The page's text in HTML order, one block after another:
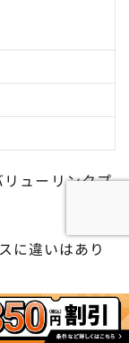
したら、購
ューリンクプ
に違いはあり